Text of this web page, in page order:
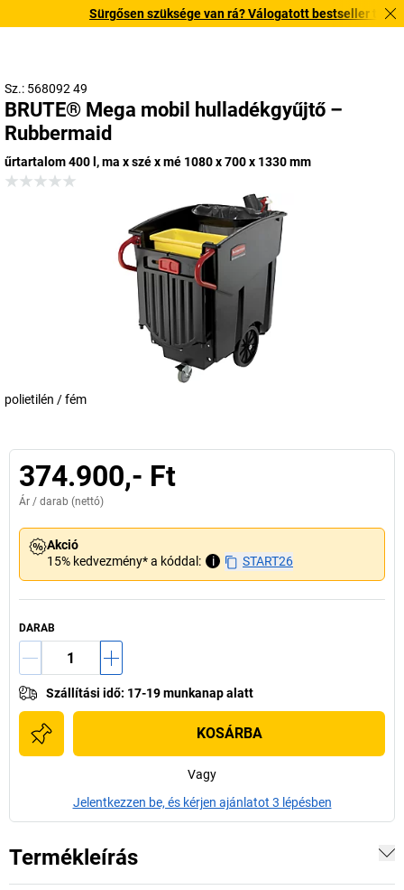
Sürgősen szüksége van rá? Válogatott bestseller
Sz.: 568092 49
BRUTE® Mega mobil hulladékgyűjtő –
Rubbermaid
űrtartalom 400 l, ma x szé x mé 1080 x 700 x 1330 mm
polietilén / fém
374.900,- Ft
Ár / darab (nettó)
Akció
15% kedvezmény* a kóddal:
i START26
DARAB
Szállítási idő: 17-19 munkanap alatt
KOSÁRBA
Vagy
Jelentkezzen be, és kérjen ajánlatot 3 lépésben
Termékleírás